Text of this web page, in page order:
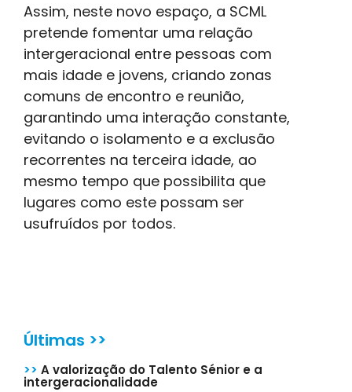
Assim, neste novo espaço, a SCML
pretende fomentar uma relação
intergeracional entre pessoas com
mais idade e jovens, criando zonas
comuns de encontro e reunião,
garantindo uma interação constante,
evitando o isolamento e a exclusão
recorrentes na terceira idade, ao
mesmo tempo que possibilita que
lugares como este possam ser
usufruídos por todos.
Últimas >>
>> A valorização do Talento Sénior e a
intergeracionalidade